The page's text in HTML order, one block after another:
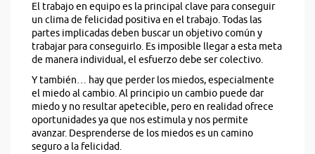
El trabajo en equipo es la principal clave para conseguir
un clima de felicidad positiva en el trabajo. Todas las
partes implicadas deben buscar un objetivo común y
trabajar para conseguirlo. Es imposible llegar a esta meta
de manera individual, el esfuerzo debe ser colectivo.
Y también… hay que perder los miedos, especialmente
el miedo al cambio. Al principio un cambio puede dar
miedo y no resultar apetecible, pero en realidad ofrece
oportunidades ya que nos estimula y nos permite
avanzar. Desprenderse de los miedos es un camino
seguro a la felicidad.